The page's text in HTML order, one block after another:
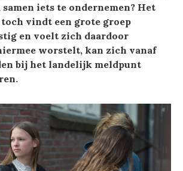
iets te ondernemen? Het
vindt een grote groep
en voelt zich daardoor
worstelt, kan zich vanaf
bij het landelijk meldpunt